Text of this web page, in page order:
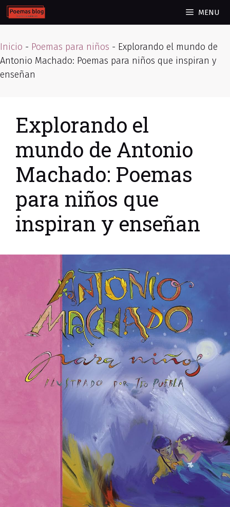
Skip
to
MENU
Inicio - Poemas para niños - Explorando el mundo de
Antonio Machado: Poemas para niños que inspiran y
enseñan
Explorando el
mundo de Antonio
Machado: Poemas
para niños que
inspiran y enseñan